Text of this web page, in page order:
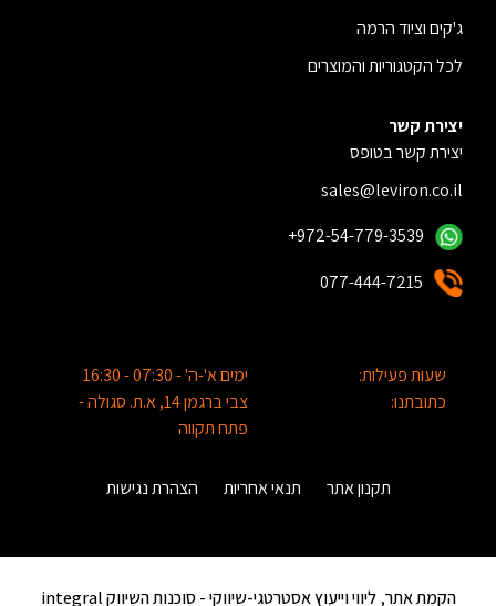
ג'קים וציוד הרמה
לכל הקטגוריות והמוצרים
יצירת קשר
יצירת קשר בטופס
sales@leviron.co.il
+972-54-779-3539
077-444-7215
שעות פעילות:
ימים א'-ה' - 07:30 - 16:30
כתובתנו:
צבי ברגמן 14, א.ת. סגולה -
פתח תקווה
תקנון אתר תנאי אחריות הצהרת נגישות
הקמת אתר, ליווי וייעוץ אסטרטגי-שיווקי -סוכנות השיווק integral